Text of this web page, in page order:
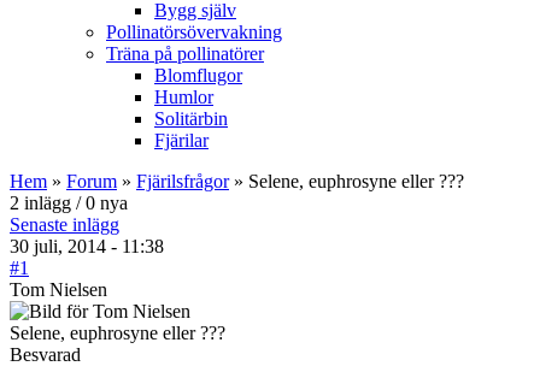
Bygg själv
Pollinatörsövervakning
Träna på pollinatörer
Blomflugor
Humlor
Solitärbin
Fjärilar
Hem » Forum » Fjärilsfrågor» Selene, euphrosyne eller ???
2 inlägg / 0 nya
Senaste inlägg
30 juli, 2014 - 11:38
#1
Tom Nielsen
Selene, euphrosyne eller ???
Besvarad